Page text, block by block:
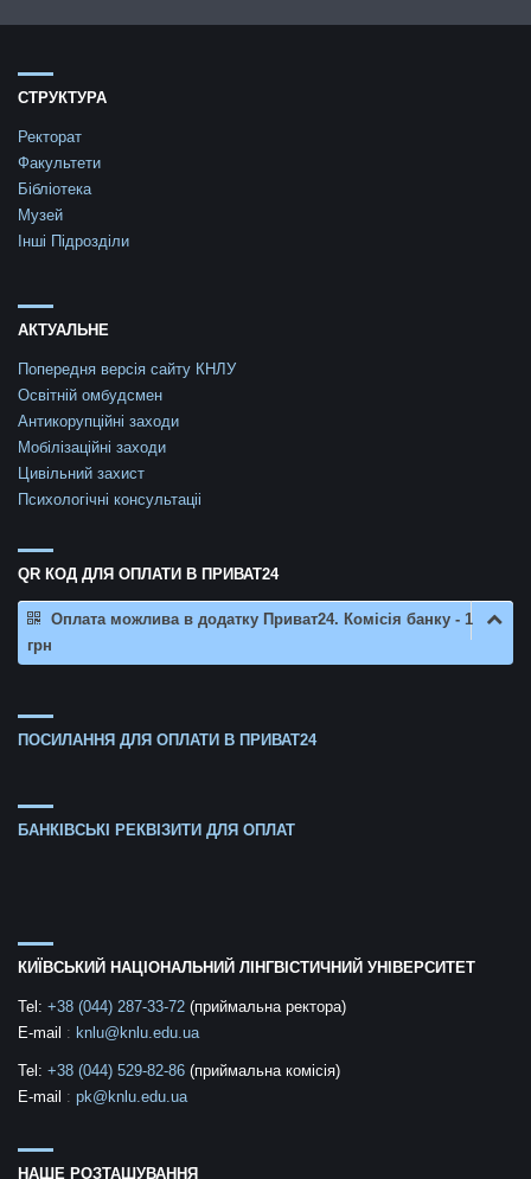
СТРУКТУРА
Ректорат
Факультети
Бібліотека
Музей
Інші Підрозділи
АКТУАЛЬНЕ
Попередня версія сайту КНЛУ
Освітній омбудсмен
Антикорупційні заходи
Мобілізаційні заходи
Цивільний захист
Психологічні консультаціі
QR КОД ДЛЯ ОПЛАТИ В ПРИВАТ24
Оплата можлива в додатку Приват24. Комісія банку - 1
грн
ПОСИЛАННЯ ДЛЯ ОПЛАТИ В ПРИВАТ24
БАНКІВСЬКІ РЕКВІЗИТИ ДЛЯ ОПЛАТ
КИЇВСЬКИЙ НАЦІОНАЛЬНИЙ ЛІНГВІСТИЧНИЙ УНІВЕРСИТЕТ
Tel: +38 (044) 287-33-72 (приймальна ректора)
E-mail : knlu@knlu.edu.ua
Tel: +38 (044) 529-82-86 (приймальна комісія)
E-mail : pk@knlu.edu.ua
НАШЕ РОЗТАШУВАННЯ